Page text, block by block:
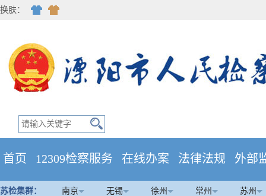
换肤：
首页 12309检察服务 在线办案 法律法规 外部
苏检集群： 南京 无锡 徐州 常州 苏州